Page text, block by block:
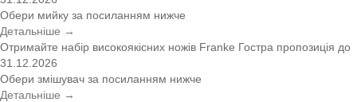
Обери мийку за посиланням нижче
Детальніше →
Отримайте набір високоякісних ножів Franke Гостра пропозиція до
31.12.2026
Обери змішувач за посиланням нижче
Детальніше →